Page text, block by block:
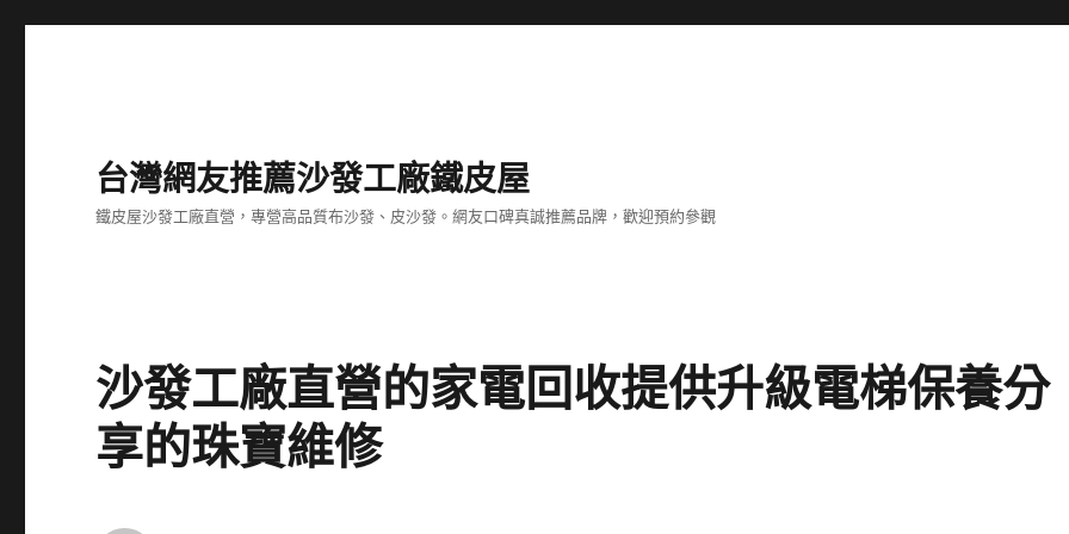
台灣網友推薦沙發工廠鐵皮屋
鐵皮屋沙發工廠直營，專營高品質布沙發、皮沙發。網友口碑真誠推薦品牌，歡迎預約參觀
沙發工廠直營的家電回收提供升級電梯保養分
享的珠寶維修